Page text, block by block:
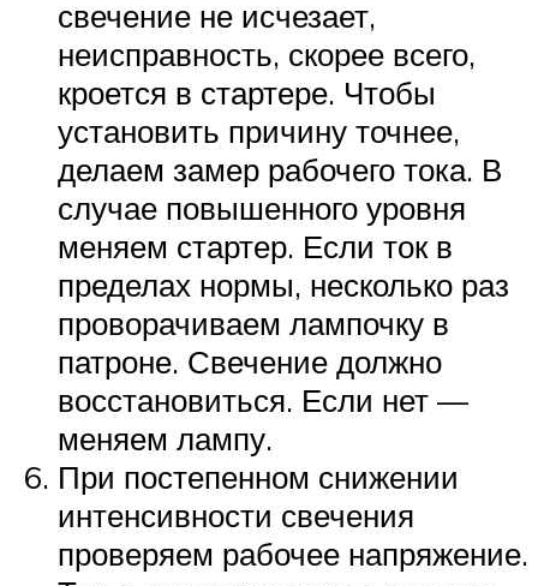
свечение не исчезает,
неисправность, скорее всего,
кроется в стартере. Чтобы
установить причину точнее,
делаем замер рабочего тока. В
случае повышенного уровня
меняем стартер. Если ток в
пределах нормы, несколько раз
проворачиваем лампочку в
патроне. Свечение должно
восстановиться. Если нет —
меняем лампу.
При постепенном снижении
интенсивности свечения
проверяем рабочее напряжение.